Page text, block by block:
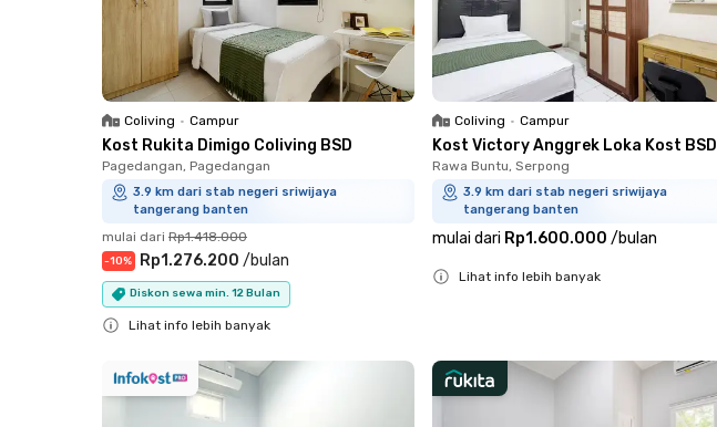
Coliving • Campur
Kost Rukita Dimigo Coliving BSD
Pagedangan, Pagedangan
3.9 km dari stab negeri sriwijaya
tangerang banten
mulai dari Rp1.418.000
-10% Rp1.276.200 /bulan
Diskon sewa min. 12 Bulan
Lihat info lebih banyak
Coliving • Campur
Kost Victory Anggrek Loka Kost BSD
Rawa Buntu, Serpong
3.9 km dari stab negeri sriwijaya
tangerang banten
mulai dari Rp1.600.000 /bulan
Lihat info lebih banyak